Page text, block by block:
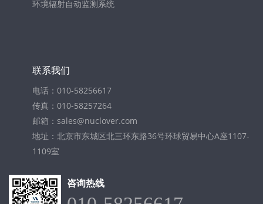
环境辐射自动监测系统
联系我们
电话：010-58256617
传真：010-58257264
邮箱：sales@nuclover.com
地址：北京市东城区北三环东路36号环球贸易中心A座1107-
1109室
咨询热线